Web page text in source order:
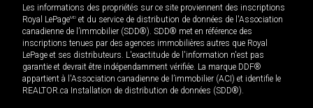
Les informations des propriétés sur ce site proviennent des inscriptions
Royal LePageMD et du service de distribution de données de l'Association
canadienne de l’immobilier (SDD®). SDD® met en référence des
inscriptions tenues par des agences immobilières autres que Royal
LePage et ses distributeurs. L'exactitude de l'information n'est pas
garantie et devrait être indépendamment vérifiée. La marque DDF®
appartient à l'Association canadienne de l’immobilier (ACI) et identifie le
REALTOR.ca Installation de distribution de données (SDD®).